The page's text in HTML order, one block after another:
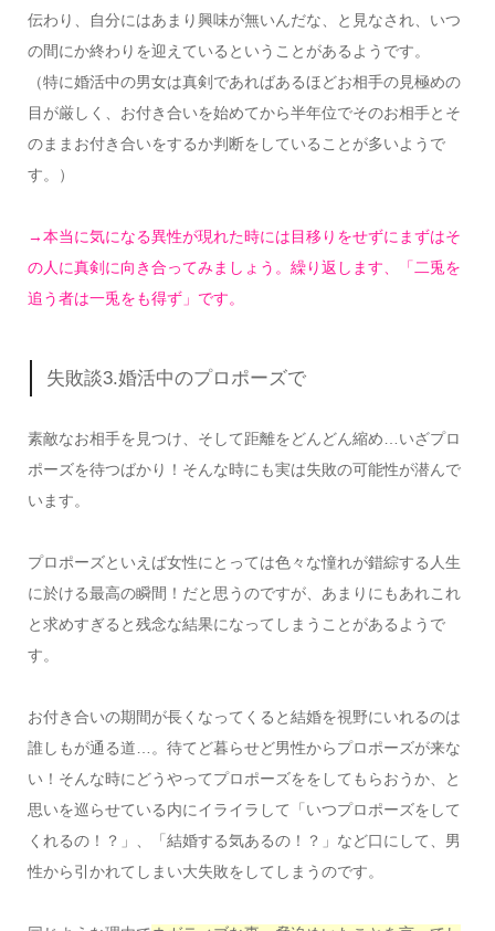
伝わり、自分にはあまり興味が無いんだな、と見なされ、いつ
の間にか終わりを迎えているということがあるようです。
（特に婚活中の男女は真剣であればあるほどお相手の見極めの
目が厳しく、お付き合いを始めてから半年位でそのお相手とそ
のままお付き合いをするか判断をしていることが多いようで
す。）
→本当に気になる異性が現れた時には目移りをせずにまずはそ
の人に真剣に向き合ってみましょう。繰り返します、「二兎を
追う者は一兎をも得ず」です。
失敗談3.婚活中のプロポーズで
素敵なお相手を見つけ、そして距離をどんどん縮め…いざプロ
ポーズを待つばかり！そんな時にも実は失敗の可能性が潜んで
います。
プロポーズといえば女性にとっては色々な憧れが錯綜する人生
に於ける最高の瞬間！だと思うのですが、あまりにもあれこれ
と求めすぎると残念な結果になってしまうことがあるようで
す。
お付き合いの期間が長くなってくると結婚を視野にいれるのは
誰しもが通る道…。待てど暮らせど男性からプロポーズが来な
い！そんな時にどうやってプロポーズををしてもらおうか、と
思いを巡らせている内にイライラして「いつプロポーズをして
くれるの！？」、「結婚する気あるの！？」など口にして、男
性から引かれてしまい大失敗をしてしまうのです。